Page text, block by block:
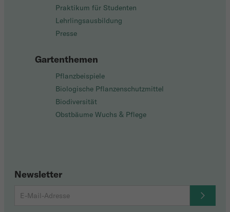
Praktikum für Studenten
Lehrlingsausbildung
Presse
Gartenthemen
Pflanzbeispiele
Biologische Pflanzenschutzmittel
Biodiversität
Obstbäume Wuchs & Pflege
Newsletter